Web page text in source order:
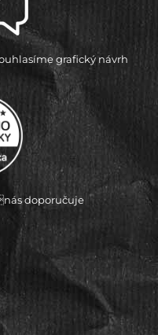
grafický návrh
doporučuje